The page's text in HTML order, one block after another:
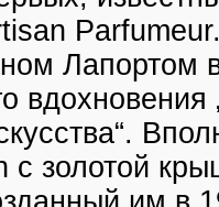
Лапортом в
золотой